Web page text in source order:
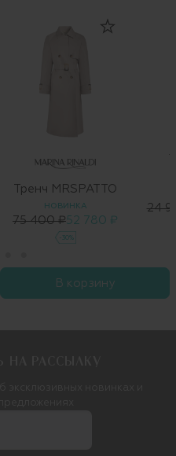
Тренч MRSPATTO
НОВИНКА
75 400 ₽52 780 ₽
-30%
24
В корзину